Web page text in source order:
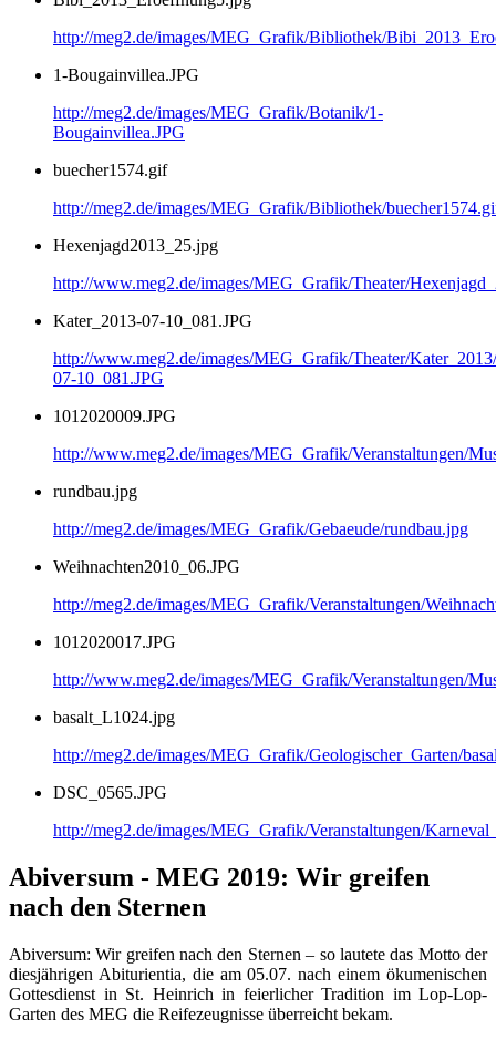
http://meg2.de/images/MEG_Grafik/Bibliothek/
1-Bougainvillea.JPG
http://meg2.de/images/MEG_Grafik/Botanik/1-
Bougainvillea.JPG
buecher1574.gif
http://meg2.de/images/MEG_Grafik/Bibliothek/
Hexenjagd2013_25.jpg
http://www.meg2.de/images/MEG_Grafik/Theater/
Kater_2013-07-10_081.JPG
http://www.meg2.de/images/MEG_Grafik/Theater/
07-10_081.JPG
1012020009.JPG
http://www.meg2.de/images/MEG_Grafik/Veranstaltungen/
rundbau.jpg
http://meg2.de/images/MEG_Grafik/Gebaeude/rundbau.jpg
Weihnachten2010_06.JPG
http://meg2.de/images/MEG_Grafik/Veranstaltungen/
1012020017.JPG
http://www.meg2.de/images/MEG_Grafik/Veranstaltungen/
basalt_L1024.jpg
http://meg2.de/images/MEG_Grafik/Geologischer_Garten/
DSC_0565.JPG
http://meg2.de/images/MEG_Grafik/Veranstaltungen/
Abiversum - MEG 2019: Wir greifen
nach den Sternen
Abiversum: Wir greifen nach den Sternen – so lautete das Motto der
diesjährigen Abiturientia, die am 05.07. nach einem ökumenischen
Gottesdienst in St. Heinrich in feierlicher Tradition im Lop-Lop-
Garten des MEG die Reifezeugnisse überreicht bekam.